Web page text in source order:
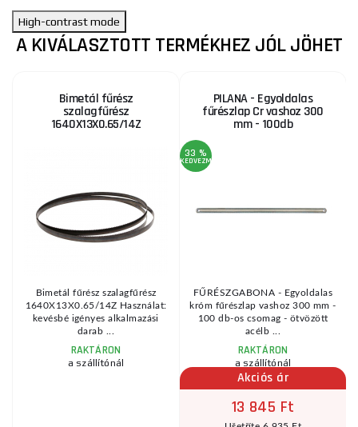
High-contrast mode
A KIVÁLASZTOTT TERMÉKHEZ JÓL JÖHET
Bimetál fűrész
szalagfűrész
1640X13X0.65/14Z
Bimetál fűrész szalagfűrész
1640X13X0.65/14Z Használat:
kevésbé igényes alkalmazási
darab ...
RAKTÁRON
a szállítónál
PILANA - Egyoldalas
fűrészlap Cr vashoz 300
mm - 100db
33 %
KEDVEZMÉNY
FŰRÉSZGABONA - Egyoldalas
króm fűrészlap vashoz 300 mm -
100 db-os csomag - ötvözött
acélb ...
RAKTÁRON
a szállítónál
Akciós ár
13 845 Ft